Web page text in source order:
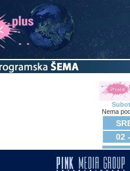
Nema
02